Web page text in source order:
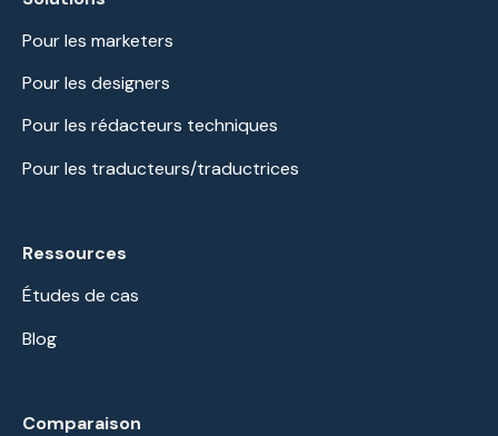
Pour les marketers
Pour les designers
Pour les rédacteurs techniques
Pour les traducteurs/traductrices
Ressources
Études de cas
Blog
Comparaison